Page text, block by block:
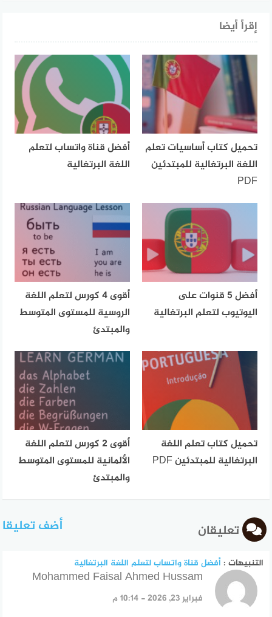
إقرأ أيضا
تحميل كتاب أساسيات تعلم
اللغة البرتغالية للمبتدئين
PDF
أفضل قناة واتساب لتعلم
اللغة البرتغالية
أفضل 5 قنوات على
اليوتيوب لتعلم البرتغالية
أقوى 4 كورس لتعلم اللغة
الروسية للمستوى المتوسط
والمبتدئ
تحميل كتاب تعلم اللغة
البرتغالية للمبتدئين PDF
أقوى 2 كورس لتعلم اللغة
الألمانية للمستوى المتوسط
والمبتدئ
تعليقان أضف تعليقا
التنبيهات :أفضل قناة واتساب لتعلم اللغة البرتغالية
Mohammed Faisal Ahmed Hussam
فبراير 23, 2026 - 10:14 م